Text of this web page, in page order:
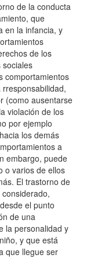
de la conducta
que
en la infancia, y
de los
sociales
comportamientos
(como ausentarse
violación de los
por ejemplo
los demás
a
embargo, puede
o varios de ellos
El trastorno de
el punto
de una
la personalidad y
y que está
que llegue ser